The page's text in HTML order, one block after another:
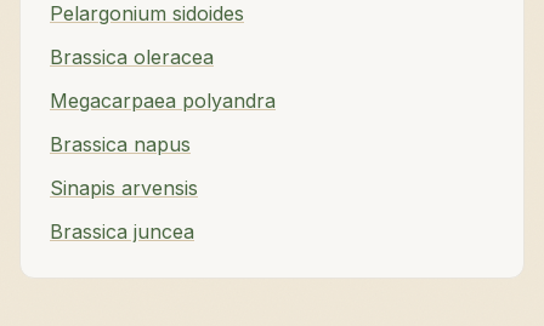
Pelargonium sidoides
Brassica oleracea
Megacarpaea polyandra
Brassica napus
Sinapis arvensis
Brassica juncea